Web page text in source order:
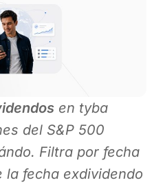
en tyba
del S&P 500
Filtra por fecha
la fecha exdividendo